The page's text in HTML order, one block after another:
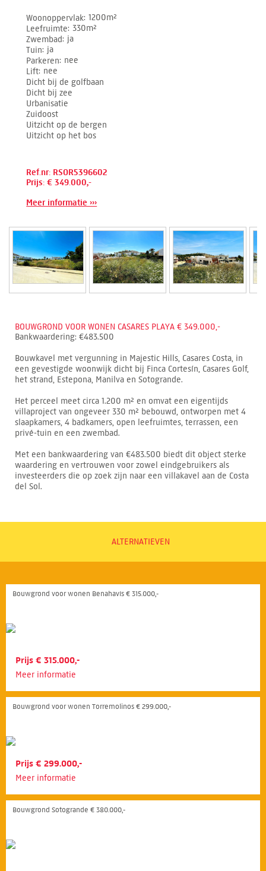
Woonoppervlak 1200m²
Leefruimte 330m²
Zwembad ja
Tuin ja
Parkeren nee
Lift nee
Dicht bij de golfbaan
Dicht bij zee
Urbanisatie
Zuidoost
Uitzicht op de bergen
Uitzicht op het bos
Ref.nr: RSOR5396602
Prijs: € 349.000,-
Meer informatie ›››
BOUWGROND VOOR WONEN CASARES PLAYA € 349.000,-
Bankwaardering: €483.500
Bouwkavel met vergunning in Majestic Hills, Casares Costa, in
een gevestigde woonwijk dicht bij Finca Cortesín, Casares Golf,
het strand, Estepona, Manilva en Sotogrande.
Het perceel meet circa 1.200 m² en omvat een eigentijds
villaproject van ongeveer 330 m² bebouwd, ontworpen met 4
slaapkamers, 4 badkamers, open leefruimtes, terrassen, een
privé-tuin en een zwembad.
Met een bankwaardering van €483.500 biedt dit object sterke
waardering en vertrouwen voor zowel eindgebruikers als
investeerders die op zoek zijn naar een villakavel aan de Costa
del Sol.
ALTERNATIEVEN
Bouwgrond voor wonen Benahavís € 315.000,-
Prijs € 315.000,-
Meer informatie
Bouwgrond voor wonen Torremolinos € 299.000,-
Prijs € 299.000,-
Meer informatie
Bouwgrond Sotogrande € 380.000,-